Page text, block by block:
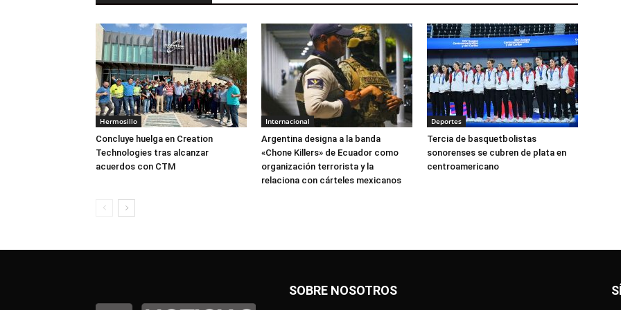
Hermosillo
Concluye huelga en Creation
Technologies tras alcanzar
acuerdos con CTM
Internacional
Argentina designa a la banda
«Chone Killers» de Ecuador como
organización terrorista y la
relaciona con cárteles mexicanos
Deportes
Tercia de basquetbolistas
sonorenses se cubren de plata en
centroamericano
SOBRE NOSOTROS